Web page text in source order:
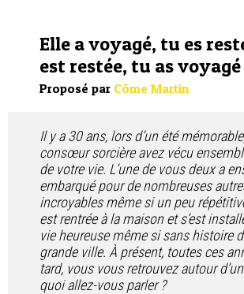
Ressources
Contact
Elle a voyagé, tu es
est restée, tu as voyagé
Proposé par Côme Martin
Il y a 30 ans, lors d’un été
consœur sorcière avez vécu
de votre vie. L’une de vous deux a
embarqué pour de nombreuses
incroyables même si un peu
est rentrée à la maison et s’est
vie heureuse même si sans histoire
grande ville. À présent, toutes ces
tard, vous vous retrouvez autour
quoi allez-vous parler ?